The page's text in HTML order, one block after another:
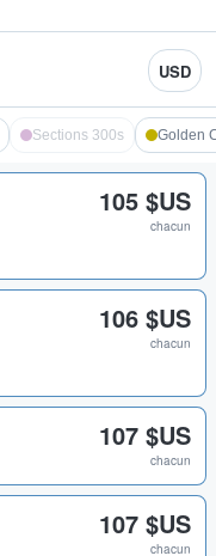
USD
Sections 300s Golden
105 $US
chacun
106 $US
chacun
107 $US
chacun
107 $US
chacun